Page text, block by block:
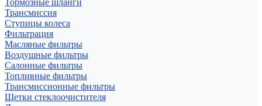
Тормозные шланги
Трансмиссия
Ступицы колеса
Фильтрация
Масляные фильтры
Воздушные фильтры
Салонные фильтры
Топливные фильтры
Трансмиссионные фильтры
Щетки стеклоочистителя